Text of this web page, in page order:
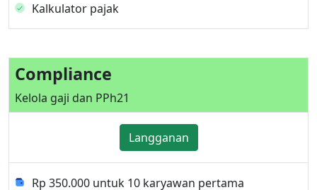
Kalkulator pajak
Compliance
Kelola gaji dan PPh21
Langganan
Rp 350.000 untuk 10 karyawan pertama